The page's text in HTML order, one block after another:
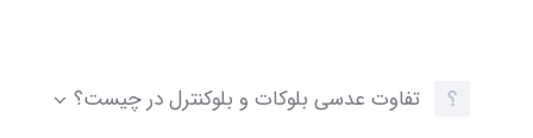
تفاوت عدسی بلوکات و بلوکنترل در چیست؟